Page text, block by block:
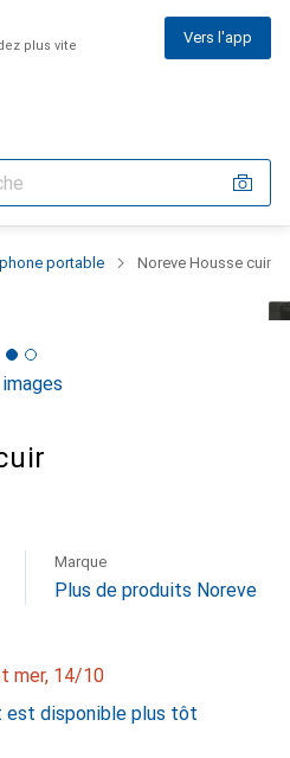
plus vite Vers l'app
portable Noreve Housse cuir
Marque
Plus de produits Noreve
mer, 14/10
est disponible plus tôt